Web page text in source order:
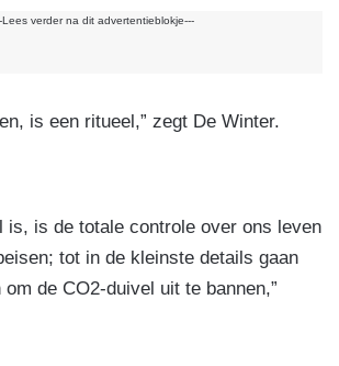
Lees verder na dit advertentieblokje---
is een ritueel,” zegt De Winter.
is, is de totale controle over ons leven
tot in de kleinste details gaan
de CO2-duivel uit te bannen,”